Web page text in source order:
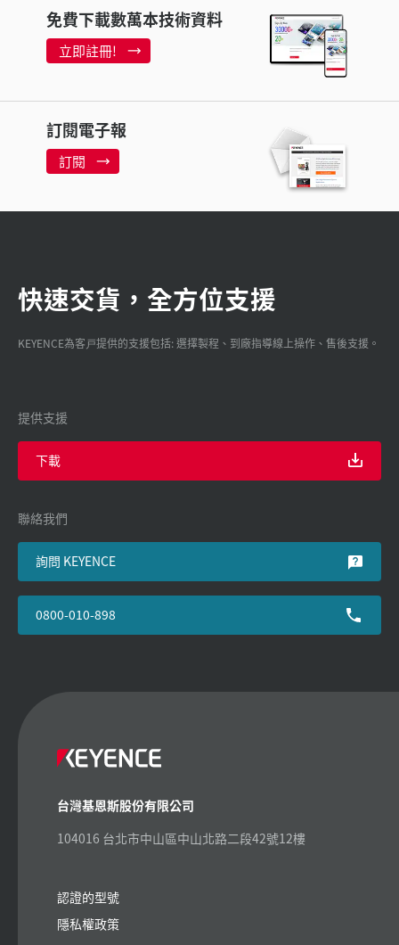
免費下載數萬本技術資料
立即註冊!
訂閱電子報
訂閱
快速交貨，全方位支援
KEYENCE為客戸提供的支援包括: 選擇製程、到廠指導線上操作、售後支援。
提供支援
下載
聯絡我們
詢問 KEYENCE
0800-010-898
台灣基恩斯股份有限公司
104016 台北市中山區中山北路二段42號12樓
認證的型號
隱私權政策